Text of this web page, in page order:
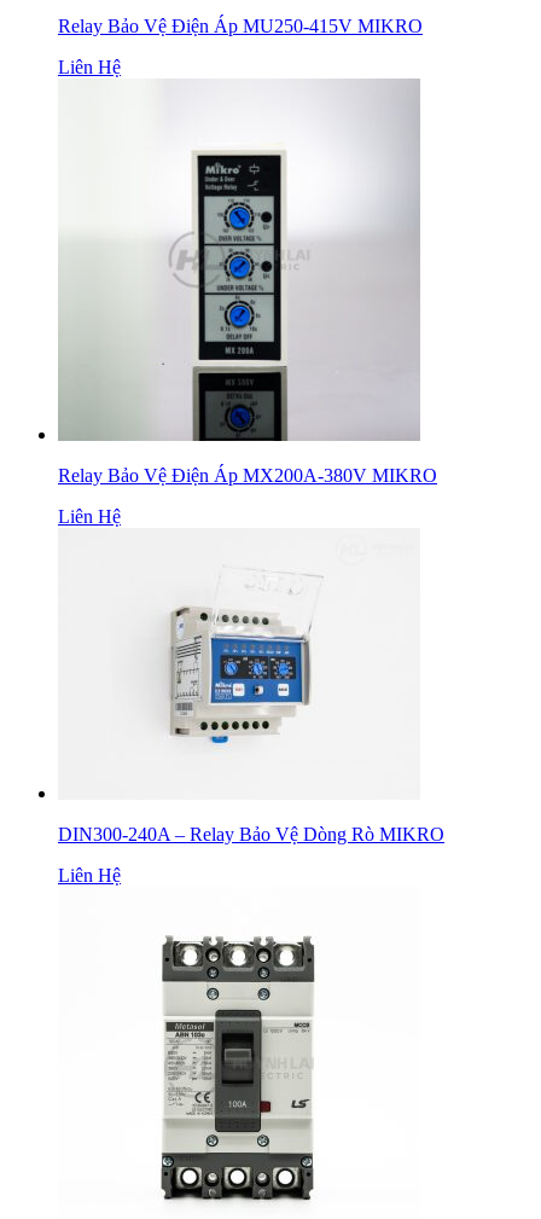
Relay Bảo Vệ Điện Áp MU250-415V MIKRO
Liên Hệ
Relay Bảo Vệ Điện Áp MX200A-380V MIKRO
Liên Hệ
DIN300-240A – Relay Bảo Vệ Dòng Rò MIKRO
Liên Hệ